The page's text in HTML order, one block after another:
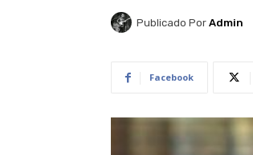
Publicado Por Admin
Facebook